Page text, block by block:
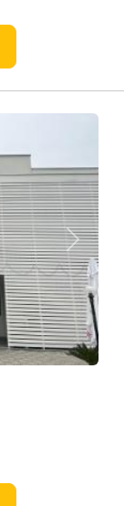
Weiter